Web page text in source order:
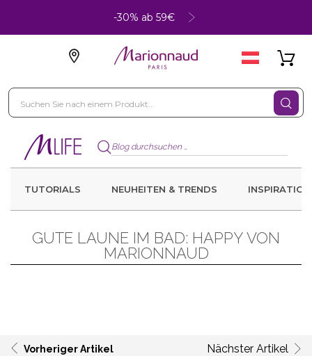
-30% ab 59€
TUTORIALS NEUHEITEN & TRENDS INSPIRATION
GUTE LAUNE IM BAD: HAPPY VON
MARIONNAUD
Vorheriger Artikel Nächster Artikel